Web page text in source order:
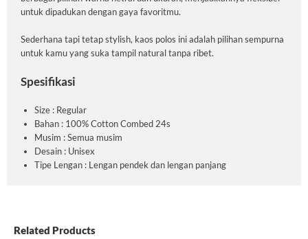
untuk dipadukan dengan gaya favoritmu.
Sederhana tapi tetap stylish, kaos polos ini adalah pilihan sempurna
untuk kamu yang suka tampil natural tanpa ribet.
Spesifikasi
Size : Regular
Bahan : 100% Cotton Combed 24s
Musim : Semua musim
Desain : Unisex
Tipe Lengan : Lengan pendek dan lengan panjang
Related Products